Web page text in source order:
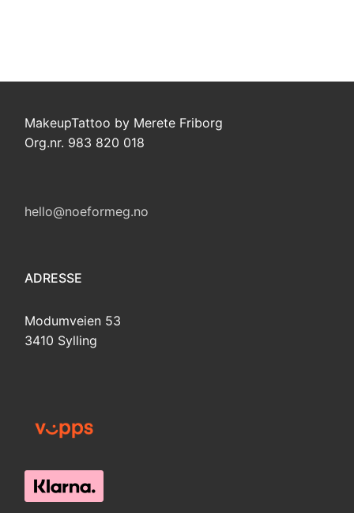
MakeupTattoo by Merete Friborg
Org.nr. 983 820 018
hello@noeformeg.no
ADRESSE
Modumveien 53
3410 Sylling